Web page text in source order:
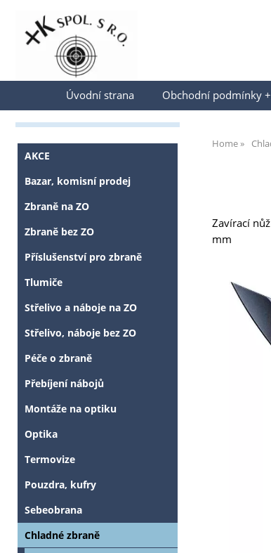
Přihlásit se
Úvodní strana Obchodní podmínky
Home
Zavírací
mm
AKCE
Bazar, komisní prodej
Zbraně na ZO
Zbraně bez ZO
Příslušenství pro zbraně
Tlumiče
Střelivo a náboje na ZO
Střelivo, náboje bez ZO
Péče o zbraně
Přebíjení nábojů
Montáže na optiku
Optika
Termovize
Pouzdra, kufry
Sebeobrana
Chladné zbraně